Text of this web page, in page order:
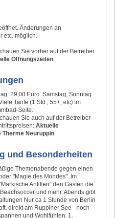
Änderungen an
etc. möglich.
Sie vorher auf der Betreiber
Öffnungszeiten
29,00 Euro. Samstag, Sonntag
Tarife (1 Std., 55+, etc) im
Seite.
Sie auch auf der Betreiber-
Aktuelle
Neuruppin
und Besonderheiten
Themenabende gegen einen
"Magie des Mondes". Im
Antillen" den Gästen die
und mehr. Abends gibt
Nur ca 1 Stunde von Berlin
direkt am Ruppiner See - noch
und Wohlfühlen. 1.